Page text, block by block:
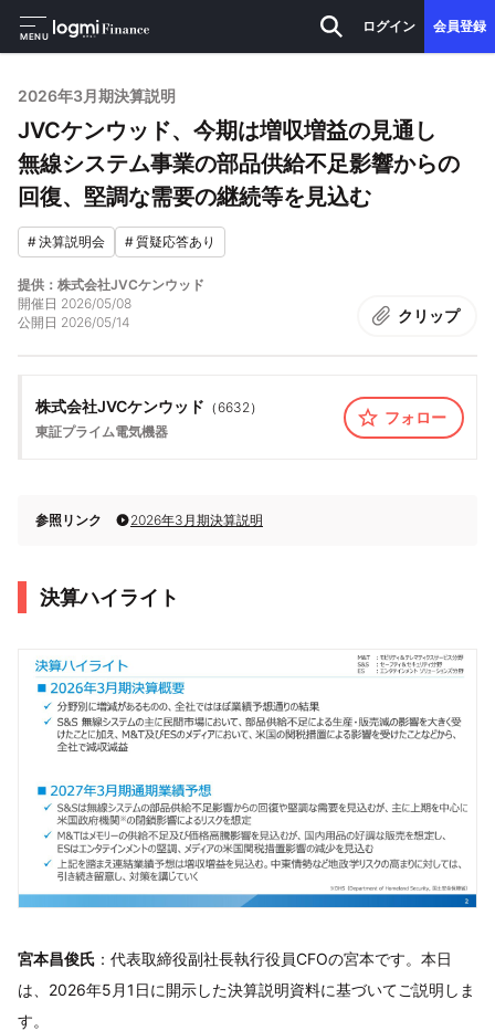
MENU
ログイン 会員登録
2026年3月期決算説明
JVCケンウッド、今期は増収増益の見通し
無線システム事業の部品供給不足影響からの
回復、堅調な需要の継続等を見込む
#決算説明会 #質疑応答あり
提供：株式会社JVCケンウッド
開催日 2026/05/08
公開日 2026/05/14 クリップ
株式会社JVCケンウッド （6632）
東証プライム電気機器
フォロー
参照リンク 2026年3月期決算説明
決算ハイライト
宮本昌俊氏 ：代表取締役副社長執行役員CFOの宮本です。本日
は、2026年5月1日に開示した決算説明資料に基づいてご説明しま
す。